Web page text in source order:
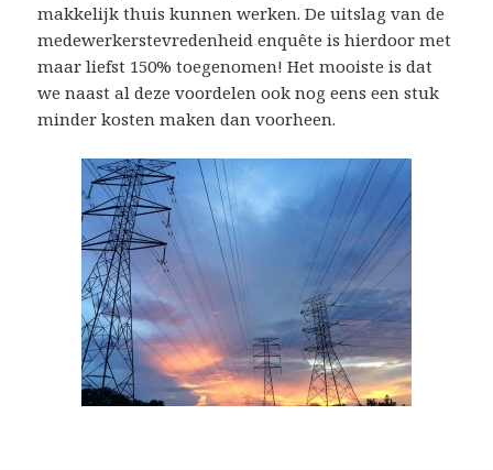
makkelijk thuis kunnen werken. De uitslag van de
medewerkerstevredenheid enquête is hierdoor met
maar liefst 150% toegenomen! Het mooiste is dat
we naast al deze voordelen ook nog eens een stuk
minder kosten maken dan voorheen.